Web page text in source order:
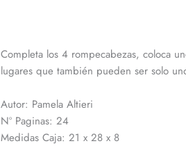
Completa los 4 rompecabezas, coloca
lugares que también pueden ser solo
Autor: Pamela Altieri
Nº Paginas: 24
Medidas Caja: 21 x 28 x 8